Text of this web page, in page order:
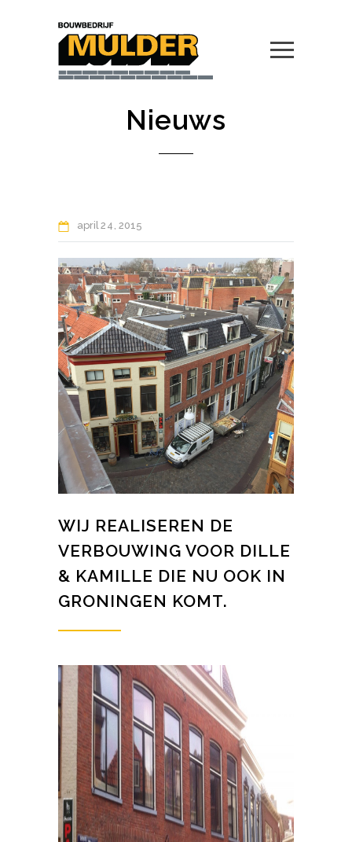
Nieuws
april24 2015
WIJ REALISEREN DE
VERBOUWING VOOR DILLE
& KAMILLE DIE NU OOK IN
GRONINGEN KOMT.